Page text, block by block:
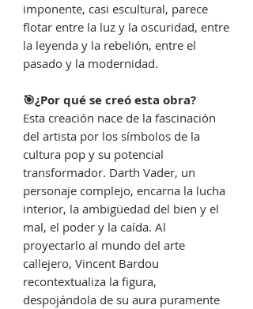
imponente, casi escultural, parece
flotar entre la luz y la oscuridad, entre
la leyenda y la rebelión, entre el
pasado y la modernidad.
🎯¿Por qué se creó esta obra?
Esta creación nace de la fascinación
del artista por los símbolos de la
cultura pop y su potencial
transformador. Darth Vader, un
personaje complejo, encarna la lucha
interior, la ambigüedad del bien y el
mal, el poder y la caída. Al
proyectarlo al mundo del arte
callejero, Vincent Bardou
recontextualiza la figura,
despojándola de su aura puramente